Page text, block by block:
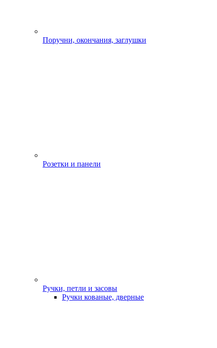
Поручни, окончания, заглушки
Розетки и панели
Ручки, петли и засовы
Ручки кованые, дверные